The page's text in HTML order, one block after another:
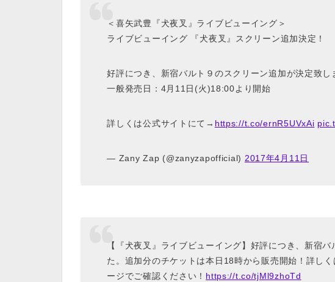
＜喜矢武豊『犬夜叉』ライブビューイング＞
ライブビューイング 『犬夜叉』スクリーン追加決定！
好評につき、新宿バルト９のスクリーン追加が決定致し
一般発売日：4月11日(火)18:00より開始
詳しくは公式サイトにて→ https://t.co/ernR5UVxAi
— Zany Zap (@zanyzapofficial) 2017年4月11日
【『犬夜叉』ライブビューイング】好評につき、新宿
た。追加分のチケットは本日18時から販売開始！詳し
ージでご確認ください！ https://t.co/tjMl9zhoTd